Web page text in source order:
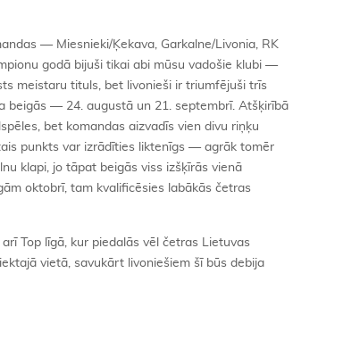
— Miesnieki/Ķekava, Garkalne/Livonia, RK
godā bijuši tikai abi mūsu vadošie klubi —
meistaru tituls, bet livonieši ir triumfējuši trīs
beigās — 24. augustā un 21. septembrī. Atšķirībā
bet komandas aizvadīs vien divu riņķu
punkts var izrādīties liktenīgs — agrāk tomēr
klapi, jo tāpat beigās viss izšķīrās vienā
oktobrī, tam kvalificēsies labākās četras
Top līgā, kur piedalās vēl četras Lietuvas
vietā, savukārt livoniešiem šī būs debija